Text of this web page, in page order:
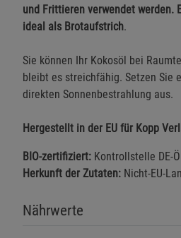
und Frittieren verwendet werden.
ideal als Brotaufstrich.
Sie können Ihr Kokosöl bei
bleibt es streichfähig. Setzen Sie
direkten Sonnenbestrahlung aus.
Hergestellt in der EU für Kopp
BIO-zertifiziert: Kontrollstelle DE-
Herkunft der Zutaten: Nicht-EU-
Nährwerte